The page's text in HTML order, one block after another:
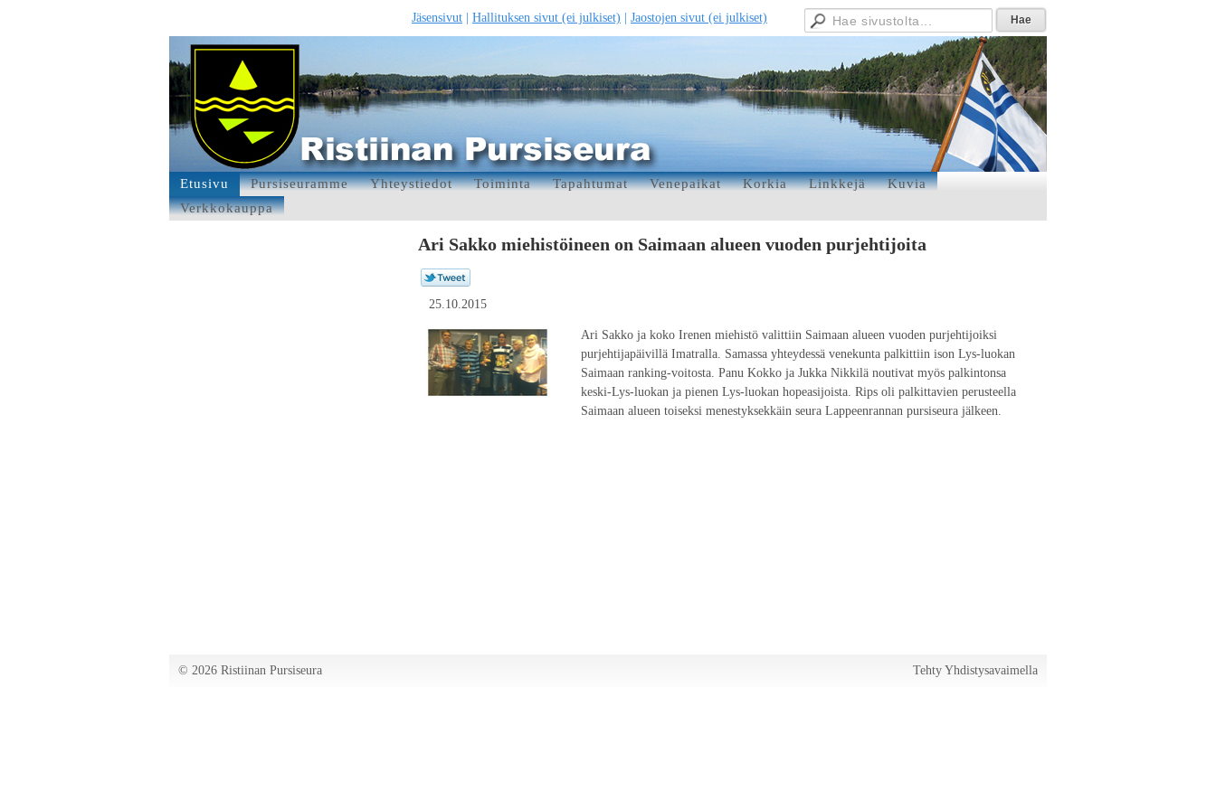
Jäsensivut Hallituksen sivut (ei julkiset) Jaostojen sivut (ei julkiset)
Etusivu Pursiseuramme Yhteystiedot Toiminta Tapahtumat Venepaikat Korkia Linkkejä
Kuvia
Verkkokauppa
Ari Sakko miehistöineen on Saimaan alueen vuoden purjehtijoita
25.10.2015
Ari Sakko ja koko Irenen miehistö valittiin Saimaan alueen vuoden purjehtijoiksi
purjehtijapäivillä Imatralla. Samassa yhteydessä venekunta palkittiin ison Lys-luokan
Saimaan ranking-voitosta. Panu Kokko ja Jukka Nikkilä noutivat myös palkintonsa
keski-Lys-luokan ja pienen Lys-luokan hopeasijoista. Rips oli palkittavien perusteella
Saimaan alueen toiseksi menestyksekkäin seura Lappeenrannan pursiseura jälkeen.
Tehty Yhdistysavaimella
© 2026 Ristiinan Pursiseura